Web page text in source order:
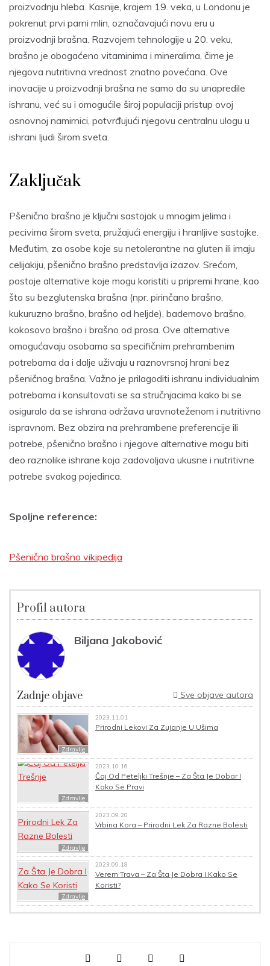
proizvodnju hleba. Kasnije, krajem 19. veka, u Londonu je
pokrenut prvi parni mlin, označavajući novu eru u
proizvodnji brašna. Razvojem tehnologije u 20. veku,
brašno je obogaćeno vitaminima i mineralima, čime je
njegova nutritivna vrednost znatno povećana. Ove
inovacije u proizvodnji brašna ne samo da su unapredile
ishranu, već su i omogućile široj populaciji pristup ovoj
osnovnoj namirnici, potvrđujući njegovu centralnu ulogu u
ishrani ljudi širom sveta.
Zaključak
Pšenično brašno je ključni sastojak u mnogim jelima i
pecivima širom sveta, pružajući energiju i hranljive sastojke.
Međutim, za osobe koje su netolerantne na gluten ili imaju
celijakiju, pšenično brašno predstavlja izazov. Srećom,
postoje alternative koje mogu koristiti u pripremi hrane, kao
što su bezglutenska brašna (npr. pirinčano brašno,
kukuruzno brašno, brašno od heljde), bademovo brašno,
kokosovo brašno i brašno od prosa. Ove alternative
omogućavaju osobama sa specifičnim prehrambenim
potrebama da i dalje uživaju u raznovrsnoj hrani bez
pšeničnog brašna. Važno je prilagoditi ishranu individualnim
potrebama i konsultovati se sa stručnjacima kako bi se
osiguralo da se ishrana održava uravnoteženom i nutritivno
ispravnom. Bez obzira na prehrambene preferencije ili
potrebe, pšenično brašno i njegove alternative mogu biti
deo raznolike ishrane koja zadovoljava ukusne i nutritivne
potrebe svakog pojedinca.
Spoljne reference:
Pšenično brašno vikipedija
Profil autora
Biljana Jakobović
Zadnje objave Sve objave autora
Zdravlje
2023.11.01
Prirodni Lekovi Za Zujanje U Ušima
Zdravlje
2023.10.16
Čaj Od Peteljki Trešnje – Za Šta Je Dobar I
Kako Se Pravi
Zdravlje
2023.09.20
Vrbina Kora – Prirodni Lek Za Razne Bolesti
Zdravlje
2023.09.18
Verem Trava – Za Šta Je Dobra I Kako Se
Koristi?